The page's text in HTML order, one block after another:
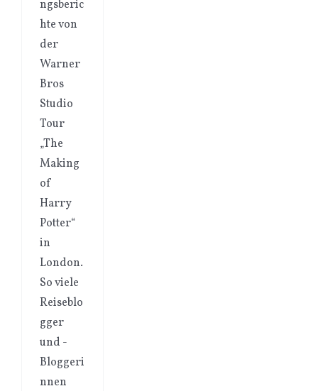
ngsberic
hte von
der
Warner
Bros
Studio
Tour
„The
Making
of
Harry
Potter“
in
London.
So viele
Reiseblo
gger
und -
Bloggeri
nnen